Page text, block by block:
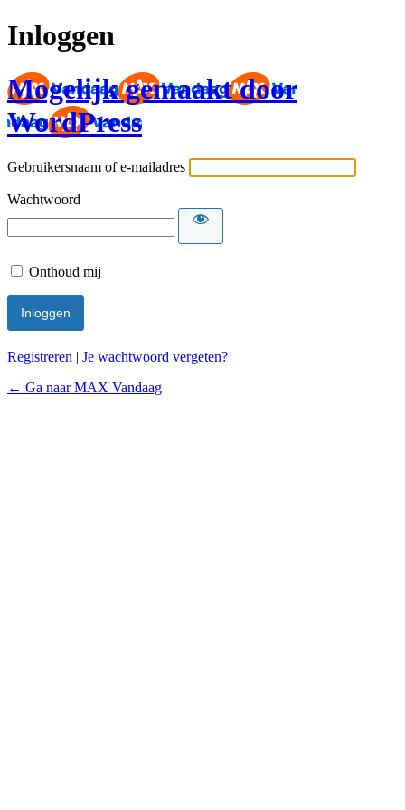
Inloggen
Mogelijk gemaakt door
WordPress
Gebruikersnaam of e-mailadres
Wachtwoord
Onthoud mij
Registreren | Je wachtwoord vergeten?
← Ga naar MAX Vandaag